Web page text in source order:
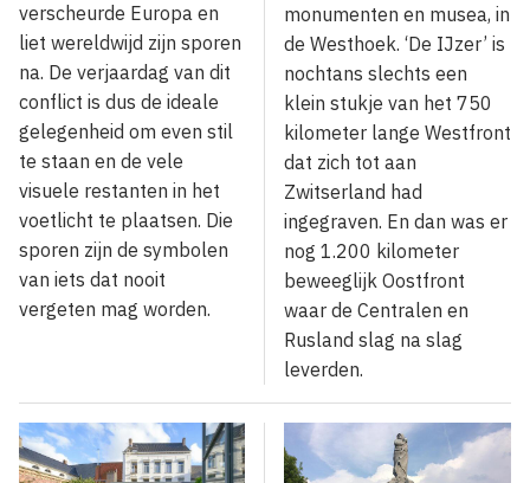
verscheurde Europa en
liet wereldwijd zijn sporen
na. De verjaardag van dit
conflict is dus de ideale
gelegenheid om even stil
te staan en de vele
visuele restanten in het
voetlicht te plaatsen. Die
sporen zijn de symbolen
van iets dat nooit
vergeten mag worden.
monumenten en musea, in
de Westhoek. ‘De IJzer’ is
nochtans slechts een
klein stukje van het 750
kilometer lange Westfront
dat zich tot aan
Zwitserland had
ingegraven. En dan was er
nog 1.200 kilometer
beweeglijk Oostfront
waar de Centralen en
Rusland slag na slag
leverden.